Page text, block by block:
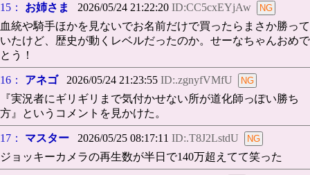
15： お姉さま 2026/05/24 21:22:20 ID:CC5cxEYjAw
血統や騎手ほかを見ないでお名前だけで買ったらまさか勝って
いたけど、歴史が動くレベルだったのか。せーなちゃんおめで
とう！
16： アネゴ2026/05/24 21:23:55 ID:.zgnyfVMfU
『実況者にギリギリまで気付かせない所が道化師っぽい勝ち
方』というコメントを見かけた。
17： マスター 2026/05/25 08:17:11 ID:.T8J2LstdU
ジョッキーカメラの再生数が半日で140万超えてて笑った